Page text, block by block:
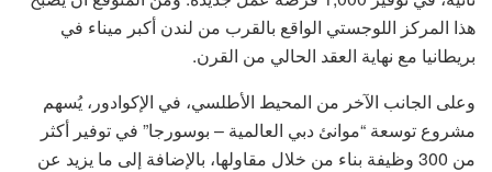
هذا المركز اللوجستي الواقع بالقرب من لندن أكبر ميناء في
بريطانيا مع نهاية العقد الحالي من القرن.
وعلى الجانب الآخر من المحيط الأطلسي، في الإكوادور، يُسهم
مشروع توسعة “موانئ دبي العالمية – بوسورجا” في توفير أكثر
من 300 وظيفة بناء من خلال مقاولها، بالإضافة إلى ما يزيد عن